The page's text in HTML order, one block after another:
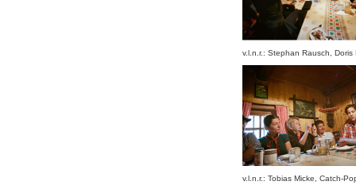
v.l.n.r.: Stephan Rausch,
v.l.n.r.: Tobias Micke, Catch-